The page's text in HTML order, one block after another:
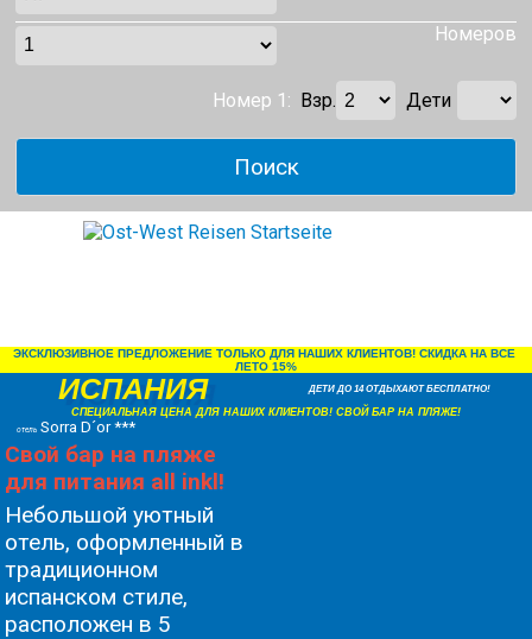
Номеров
Номер 1: Взр. Дети
ЭКСКЛЮЗИВНОЕ ПРЕДЛОЖЕНИЕ ТОЛЬКО ДЛЯ НАШИХ КЛИЕНТОВ! СКИДКА НА ВСЕ
ЛЕТО 15%
ИСПАНИЯ ДЕТИ ДО 14 ОТДЫХАЮТ БЕСПЛАТНО!
СПЕЦИАЛЬНАЯ ЦЕНА ДЛЯ НАШИХ КЛИЕНТОВ! СВОЙ БАР НА ПЛЯЖЕ!
отель Sorra D´or ***
Свой бар на пляже
для питания all inkl!
Небольшой уютный
отель, оформленный в
традиционном
испанском стиле,
расположен в 5